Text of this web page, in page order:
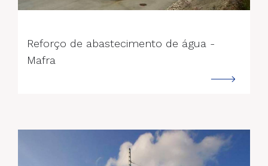
Reforço de abastecimento de água -
Mafra